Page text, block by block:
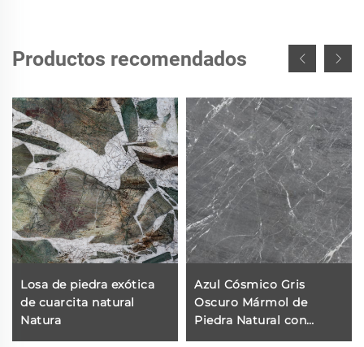
Productos recomendados
Losa de piedra exótica
de cuarcita natural
Natura
Azul Cósmico Gris
Oscuro Mármol de
Piedra Natural con
Venas Blancas de